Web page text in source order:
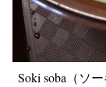
Soki soba（ソ